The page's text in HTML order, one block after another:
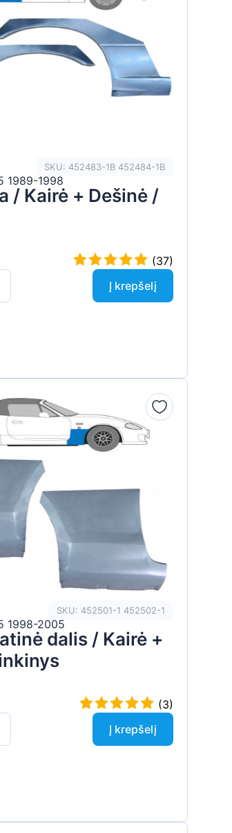
SKU: 452483-1B 452484-1B
1989-1998
/ Kairė + Dešinė /
(37)
Į krepšelį
SKU: 452501-1 452502-1
1998-2005
dalis / Kairė +
(3)
Į krepšelį